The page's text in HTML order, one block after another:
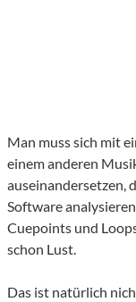
Man muss sich mit
einem anderen
auseinandersetzen,
Software
Cuepoints und
schon Lust.
Das ist natürlich